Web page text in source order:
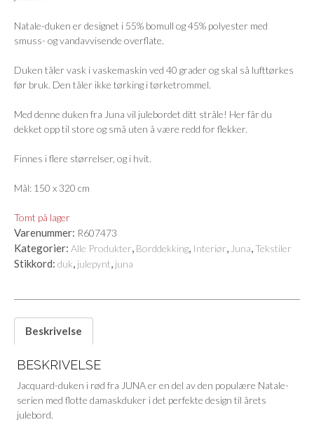
Natale-duken er designet i 55% bomull og 45% polyester med
smuss- og vandavvisende overflate.
Duken tåler vask i vaskemaskin ved 40 grader og skal så lufttørkes
før bruk. Den tåler ikke tørking i tørketrommel.
Med denne duken fra Juna vil julebordet ditt stråle! Her får du
dekket opp til store og små uten å være redd for flekker.
Finnes i flere størrelser, og i hvit.
Mål: 150 x 320 cm
Tomt på lager
Varenummer: R607473
Kategorier: Alle Produkter, Borddekking, Interiør, Juna,Tekstiler
Stikkord: duk, julepynt, juna
Beskrivelse
BESKRIVELSE
Jacquard-duken i rød fra JUNA er en del av den populære Natale-
serien med flotte damaskduker i det perfekte design til årets
julebord.